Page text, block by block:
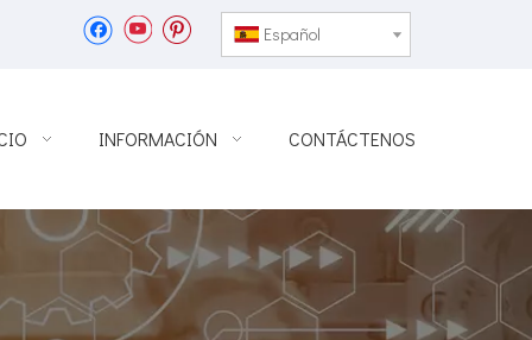
Español
INFORMACIÓN CONTÁCTENOS